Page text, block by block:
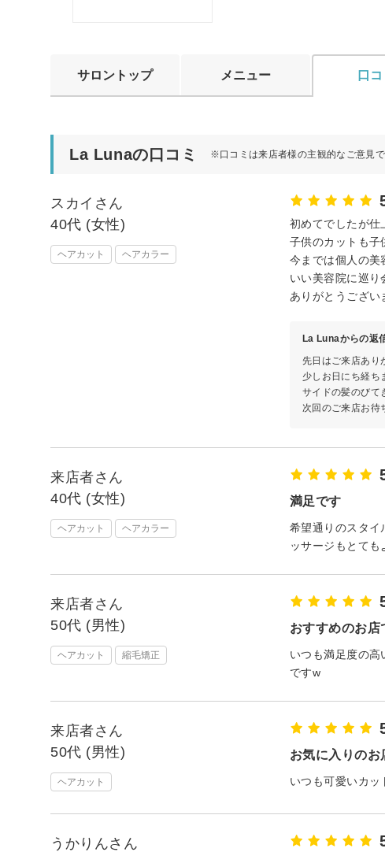
サロントップ メニュー 口コ
La Lunaの口コミ ※口コミは来店者様の主観的なご意見
スカイさん
40代 (女性)
ヘアカット ヘアカラー
初めてでしたが仕
子供のカットも子
今までは個人の美
いい美容院に巡り
ありがとうござい
La Lunaからの返
先日はご来店あり
少しお日にち経ち
サイドの髪のびて
次回のご来店お待
来店者さん
40代 (女性)
ヘアカット ヘアカラー
満足です
希望通りのスタイ
ッサージもとても
来店者さん
50代 (男性)
ヘアカット 縮毛矯正
おすすめのお店
いつも満足度の高
ですw
来店者さん
50代 (男性)
ヘアカット
お気に入りのお
いつも可愛いカッ
うかりんさん